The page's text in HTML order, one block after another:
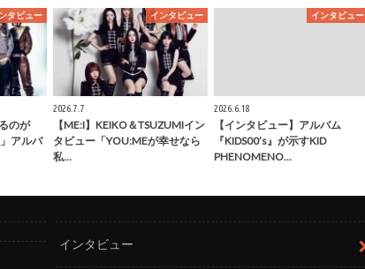
タビュー
のが
アルバ
インタビュー
2026.7.7
【ME:I】KEIKO＆TSUZUMIイン
タビュー「YOU:MEが幸せなら
私…
インタビュー
2026.6.18
【インタビュー】アルバム
『KIDS00’s』が示すKID
PHENOMENO…
インタビュー